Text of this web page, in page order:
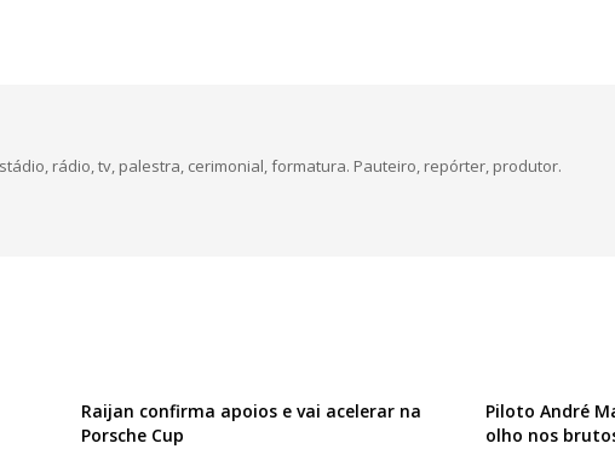
rádio, tv, palestra, cerimonial, formatura. Pauteiro, repórter, produtor.
Raijan confirma apoios e vai acelerar na
Porsche Cup
Piloto André
olho nos